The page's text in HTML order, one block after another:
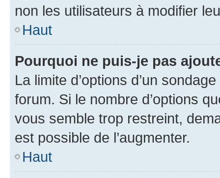
non les utilisateurs à modifier
Haut
Pourquoi ne puis-je pas
La limite d’options d’un
forum. Si le nombre d’options
vous semble trop restreint,
est possible de l’augmenter.
Haut